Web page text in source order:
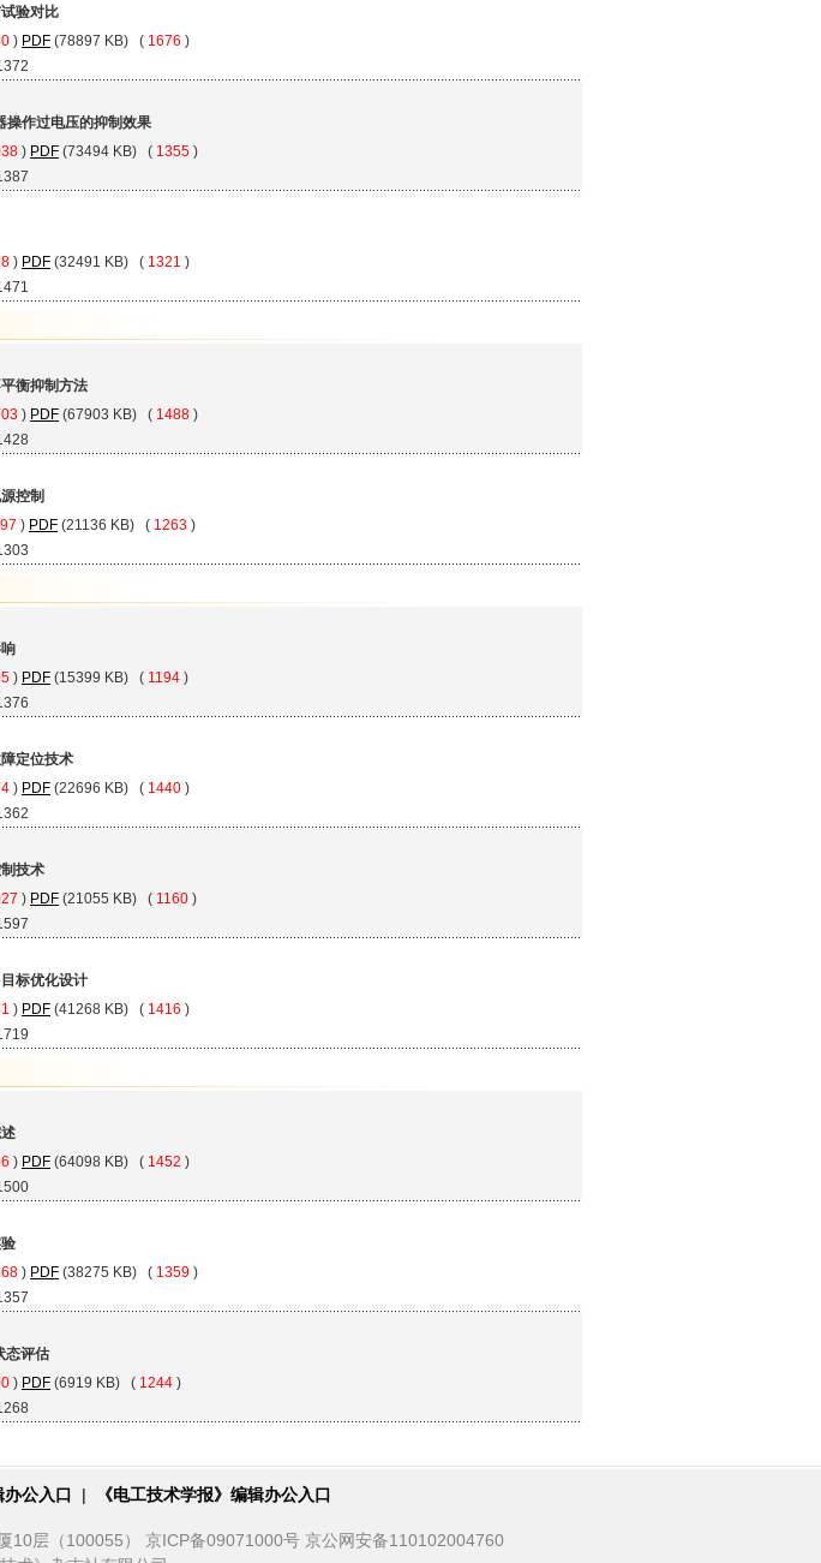
验对比
) PDF (78897 KB) ( 1676 )
操作过电压的抑制效果
) PDF (73494 KB) ( 1355 )
) PDF (32491 KB) ( 1321 )
衡抑制方法
) PDF (67903 KB) ( 1488 )
控制
) PDF (21136 KB) ( 1263 )
) PDF (15399 KB) ( 1194 )
定位技术
) PDF (22696 KB) ( 1440 )
技术
) PDF (21055 KB) ( 1160 )
标优化设计
) PDF (41268 KB) ( 1416 )
) PDF (64098 KB) ( 1452 )
) PDF (38275 KB) ( 1359 )
态评估
) PDF (6919 KB) ( 1244 )
办公入口 | 《电工技术学报》编辑办公入口
10层（100055） 京ICP备09071000号 京公网安备110102004760